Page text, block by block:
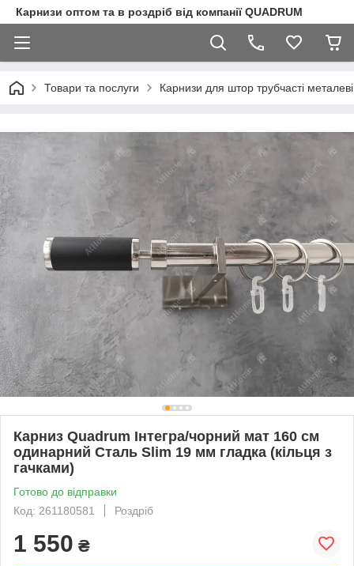
Карнизи оптом та в роздріб від компанії QUADRUM
Товари та послуги Карнизи для штор трубчасті металеві
Карниз Quadrum Інтегра/чорний мат 160 см
одинарний Сталь Slim 19 мм гладка (кільця з
гачками)
Готово до відправки
Код: 261180581
Роздріб
1 550 ₴